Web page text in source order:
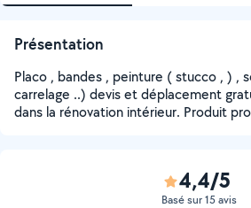
Présentation
Placo , bandes , peinture ( stucco , ) ,
carrelage ..) devis et déplacement
dans la rénovation intérieur. Produit
4,4/5
Basé sur 15 avis